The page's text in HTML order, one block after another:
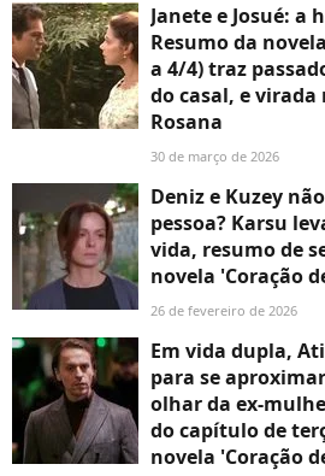
Janete e Josué: a
Resumo da
a 4/4) traz
do casal, e virada
Rosana
30 de março de 2026
Deniz e Kuzey
pessoa? Karsu
vida, resumo de
novela 'Coração
26 de fevereiro de 2026
Em vida dupla,
para se
olhar da ex-
do capítulo de
novela 'Coração